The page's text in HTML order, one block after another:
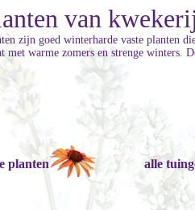
van
zijn goed winterharde vaste planten
met warme zomers en strenge winters.
planten alle